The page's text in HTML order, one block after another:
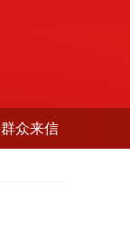
群众来信